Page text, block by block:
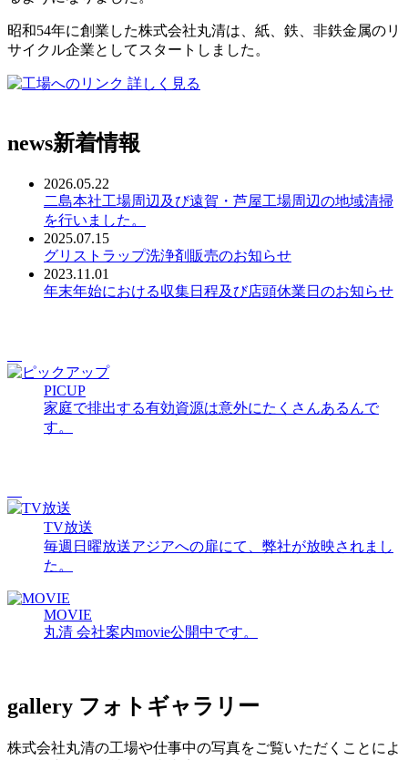
昭和54年に創業した株式会社丸清は、紙、鉄、非鉄金属のリ
サイクル企業としてスタートしました。
詳しく見る
news新着情報
2026.05.22
二島本社工場周辺及び遠賀・芦屋工場周辺の地域清掃
を行いました。
2025.07.15
グリストラップ洗浄剤販売のお知らせ
2023.11.01
年末年始における収集日程及び店頭休業日のお知らせ
PICUP
家庭で排出する有効資源は意外にたくさんあるんで
す。
TV放送
毎週日曜放送アジアへの扉にて、弊社が放映されまし
た。
MOVIE
丸清 会社案内movie公開中です。
gallery フォトギャラリー
株式会社丸清の工場や仕事中の写真をご覧いただくことによ